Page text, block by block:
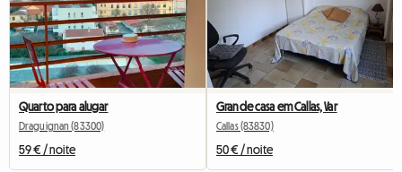
Quarto para alugar
Draguignan (83300)
59 € / noite
Grande casa em Callas, Var
Callas (83830)
50 € / noite